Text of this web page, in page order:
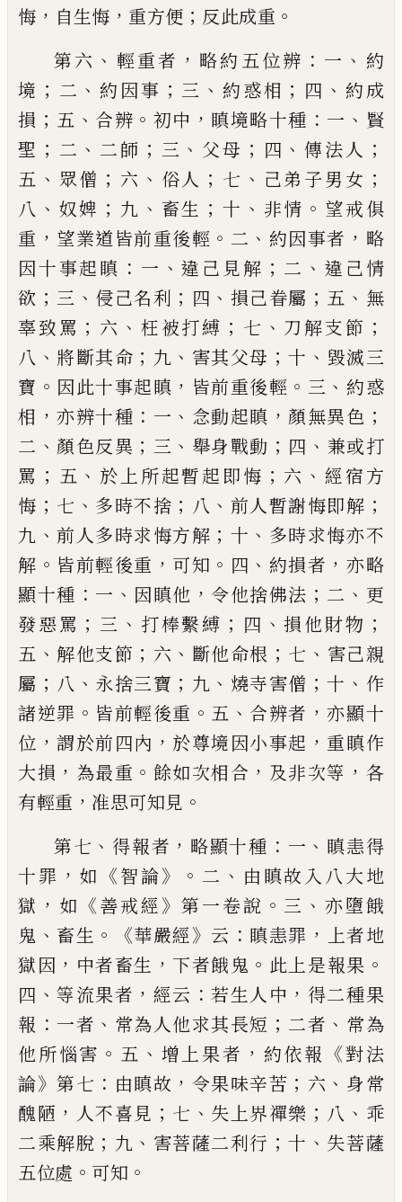
悔 ， 自生悔 ， 重方便 ； 反此成重 。
第六 、 輕重者 ， 略約五位辨 ： 一 、 約
境 ； 二 、 約因事 ； 三 、 約惑相 ； 四 、 約成
損 ； 五 、 合辨 。 初中 ， 瞋境略十種 ： 一 、 賢
聖 ； 二 、 二師 ； 三 、 父母 ； 四 、傳法人 ；
五 、 眾僧 ； 六 、 俗人 ； 七 、 己弟子男 女 ；
八 、 奴婢 ； 九 、 畜生 ； 十 、 非情 。 望戒俱
重 ， 望業道皆前重後輕 。 二 、 約因事者 ， 略
因十事起瞋 ： 一 、違己見解 ； 二 、 違己情
欲 ； 三 、 侵己名利 ； 四 、 損己眷屬 ； 五 、 無
辜致罵 ； 六 、 枉被打縛 ； 七 、 刀解支節 ；
八 、 將斷其命 ； 九 、 害其父母 ； 十 、 毀滅三
寶 。 因此十事起瞋 ， 皆前重後輕 。 三 、 約惑
相 ，亦辨十種 ： 一 、 念動起瞋 ， 顏無異色 ；
二 、 顏色反異 ； 三 、 舉身戰動 ； 四 、 兼或打
罵 ； 五 、 於上所起暫起即悔 ； 六 、 經宿方
悔 ； 七 、 多時不捨 ； 八 、 前人暫謝悔即解 ；
九 、前人多時求悔方解 ； 十 、 多時求悔亦不
解 。 皆前輕後重 ， 可知 。 四 、 約損者 ，亦略
顯十種 ： 一 、 因瞋他 ，令他捨佛法 ； 二 、 更
發惡罵 ； 三 、 打棒繫縛 ； 四 、損他財物 ；
五 、 解他支節 ； 六 、 斷他命根 ； 七 、 害己親
屬 ； 八 、 永捨三寶 ； 九 、 燒寺害僧 ； 十 、 作
諸逆罪 。 皆前輕後重 。 五 、 合辨者 ，亦顯十
位 ，謂於前四內 ， 於尊境因小事起 ， 重瞋作
大損 ， 為最重 。 餘如次相合 ， 及非次等 ， 各
有輕重 ， 准思可知見 。
第七 、 得報者 ， 略顯十種 ： 一 、 瞋恚得
十罪 ， 如 《智論》。 二 、 由瞋故入八大地
獄 ， 如 《善戒經》第一卷說 。 三 、 亦墮餓
鬼 、 畜生 。《華嚴經》 云 ： 瞋恚罪 ，
上者地
獄因 ， 中者畜生 ， 下者餓鬼 。 此上是報果 。
四 、等流果者 ， 經云 ：若生人中 ， 得二種果
報 ： 一者 、 常為人他求其長短 ； 二者 、 常為
他所惱害 。 五 、 增上果者 ， 約依報 《對法
論》第七 ： 由瞋故 ， 令果味辛苦 ； 六 、 身常
醜陋 ， 人不喜見 ； 七 、 失 上界禪樂 ； 八 、 乖
二乘解脫 ； 九 、 害菩薩二利行 ； 十 、 失菩薩
五位處 。 可知 。